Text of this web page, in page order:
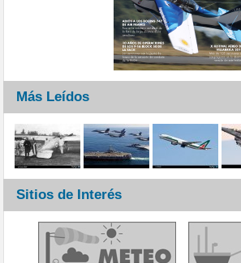
Más Leídos
Sitios de Interés